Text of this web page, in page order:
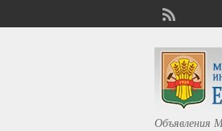
Объявления